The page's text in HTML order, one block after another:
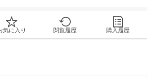
気に入り 閲覧履歴 購入履歴